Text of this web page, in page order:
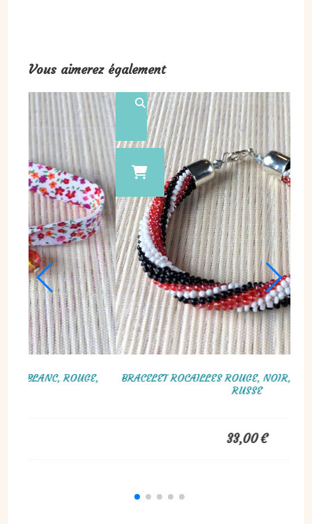
Vous aimerez également
MULTI-RANGS ROUGE, BLANC ET NOIR